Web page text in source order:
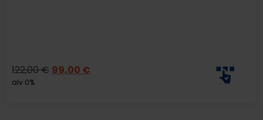
122,00€ 99,00 €
alv 0%